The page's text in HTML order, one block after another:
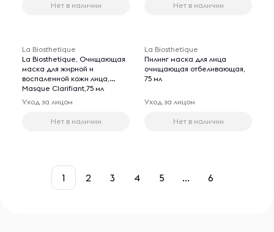
Нет в наличии Нет в наличии
La Biosthetique
La Biosthetique, Очищающая
маска для жирной и
воспаленной кожи лица,
Masque Clarifiant,75 мл
Уход за лицом
Нет в наличии
La Biosthetique
Пилинг маска для лица
очищающая отбеливающая,
75 мл
Уход за лицом
Нет в наличии
1 2 3 4 5 ... 6